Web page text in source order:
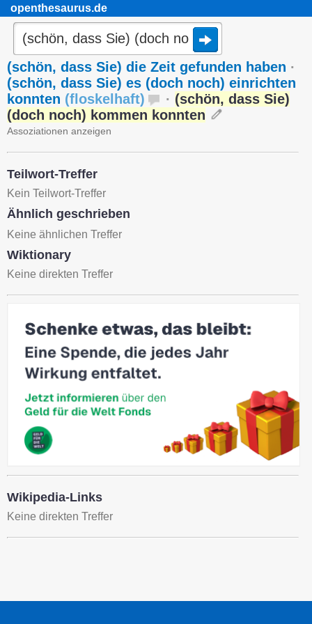
openthesaurus.de
(schön, dass Sie) die Zeit gefunden haben ·
(schön, dass Sie) es (doch noch) einrichten
konnten (floskelhaft) · (schön, dass Sie)
(doch noch) kommen konnten
Assoziationen anzeigen
Teilwort-Treffer
Kein Teilwort-Treffer
Ähnlich geschrieben
Keine ähnlichen Treffer
Wiktionary
Keine direkten Treffer
Wikipedia-Links
Keine direkten Treffer